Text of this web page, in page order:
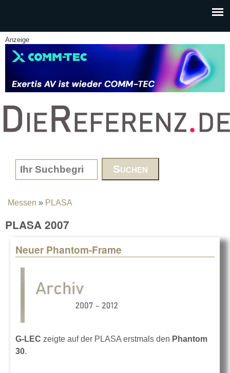
Anzeige
www.DieReferenz.de
Search form
You are here
Messen » PLASA
PLASA 2007
Neuer Phantom-Frame
G-LEC zeigte auf der PLASA erstmals den Phantom
30.
Pages